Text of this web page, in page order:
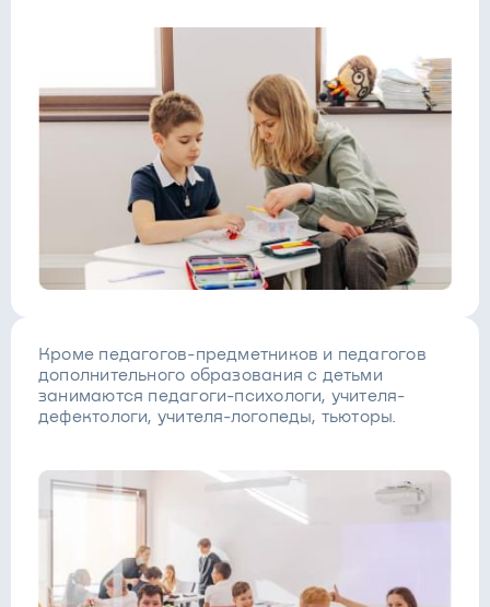
Кроме педагогов-предметников и педагогов
дополнительного образования с детьми
занимаются педагоги-психологи, учителя-
дефектологи, учителя-логопеды, тьюторы.